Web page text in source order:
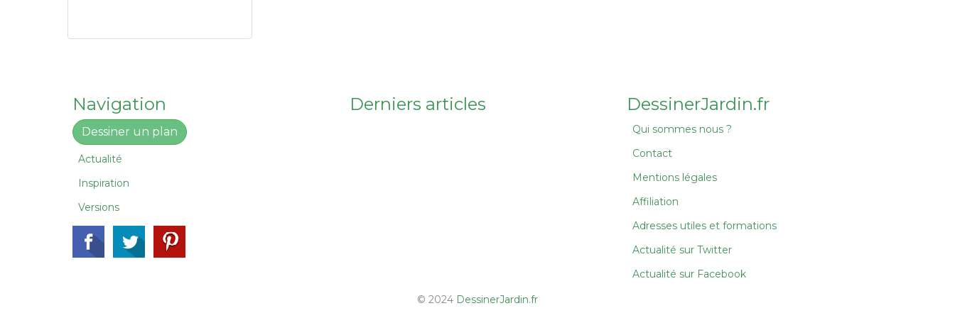
Navigation
Dessiner un plan
Actualité
Inspiration
Versions
Derniers articles DessinerJardin.fr
Qui sommes nous ?
Contact
Mentions légales
Affiliation
Adresses utiles et formations
Actualité sur Twitter
Actualité sur Facebook
© 2024 DessinerJardin.fr